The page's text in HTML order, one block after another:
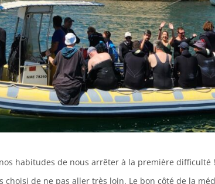
habitudes de nous arrêter à la première difficulté !
de ne pas aller très loin. Le bon côté de la